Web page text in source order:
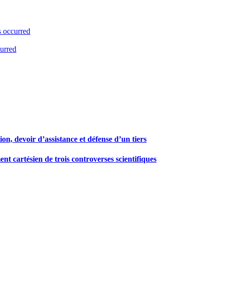
occurred
devoir d’assistance et défense d’un tiers
cartésien de trois controverses scientifiques